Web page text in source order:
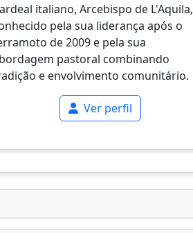
italiano, Arcebispo de L'Aquila,
pela sua liderança após o
de 2009 e pela sua
pastoral combinando
e envolvimento comunitário.
Ver perfil